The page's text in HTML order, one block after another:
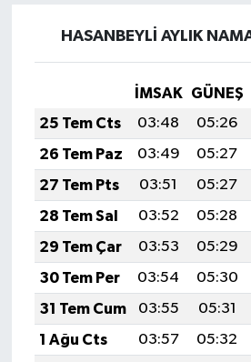
HASANBEYLİ AYLIK
İMSAK GÜNEŞ
25 Tem Cts
03:48 05:26
26 Tem Paz
03:49 05:27
27 Tem Pts
03:51 05:27
28 Tem Sal
03:52 05:28
29 Tem Çar
03:53 05:29
30 Tem Per
03:54 05:30
31 Tem Cum
03:55 05:31
1 Ağu Cts
03:57 05:32